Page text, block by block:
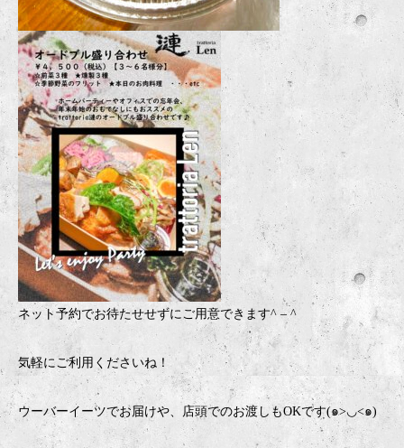
ネット予約でお待たせせずにご用意できます^ – ^
気軽にご利用くださいね！
ウーバーイーツでお届けや、店頭でのお渡しもOKです(๑>◡<๑)